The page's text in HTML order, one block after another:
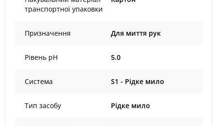
транспортної упаковки
Призначення Для миття рук
Рівень pH 5.0
Система S1 - Рідке мило
Тип засобу Рідке мило